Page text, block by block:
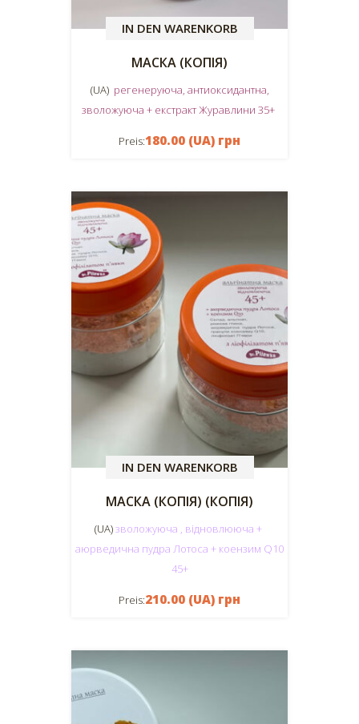
IN DEN WARENKORB
МАСКА (КОПІЯ)
(UA) регенеруюча, антиоксидантна,
зволожуюча + екстракт Журавлини 35+
Preis:180.00 (UA) грн
IN DEN WARENKORB
МАСКА (КОПІЯ) (КОПІЯ)
(UA)зволожуюча , відновлююча +
аюрведична пудра Лотоса + коензим Q10
45+
Preis:210.00 (UA) грн